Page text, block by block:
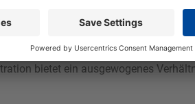
und Reaktionskraft. Sie
Die Säure entfernt
bietet ein ausgewogenes